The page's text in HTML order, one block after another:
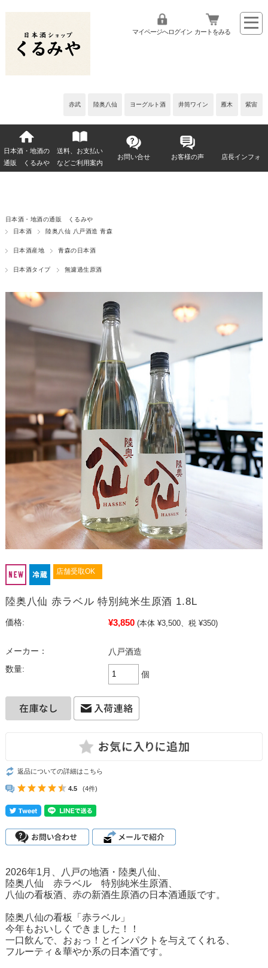
赤武 陸奥八仙 ヨーグルト酒 井筒ワイン 雁木 紫宙
マイページへログイン カートをみる
日本酒・地酒の
通販 くるみや
送料、お支払い
などご利用案内
お問い合せ お客様の声 店長インフォ
日本酒・地酒の通販 くるみや
日本酒
陸奥八仙 八戸酒造 青森
日本酒産地 青森の日本酒
日本酒タイプ 無濾過生原酒
店舗受取OK
陸奥八仙 赤ラベル 特別純米生原酒 1.8L
価格: ¥3,850 (本体 ¥3,500、税 ¥350)
メーカー：
八戸酒造
数量:
個
返品についての詳細はこちら
4.5 (4件)
2026年1月、八戸の地酒・陸奥八仙、
陸奥八仙 赤ラベル 特別純米生原酒、
八仙の看板酒、赤の新酒生原酒の日本酒通販です。
陸奥八仙の看板「赤ラベル」
今年もおいしくできました！！
一口飲んで、おぉっ！とインパクトを与えてくれる、
フルーティ＆華やか系の日本酒です。